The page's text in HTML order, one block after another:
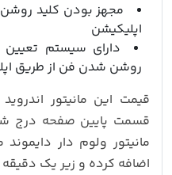
مجهز بودن کلید
اپلیکیشن
دارای سیستم
روشن شدن فن از طریق
قیمت این مانیتور
قسمت پایین صفحه درج
مانیتور ولوم دار
اضافه کرده و زیر یک دقیقه